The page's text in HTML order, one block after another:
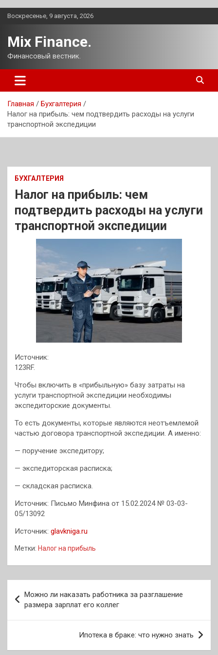
Перейти
Воскресенье, 9 августа, 2026
Mix Finance.
Финансовый вестник.
Главная
Бухгалтерия
Налог на прибыль: чем подтвердить расходы на услуги
транспортной экспедиции
БУХГАЛТЕРИЯ
Налог на прибыль: чем
подтвердить расходы на услуги
транспортной экспедиции
Источник:
123RF.
Чтобы включить в «прибыльную» базу затраты на
услуги транспортной экспедиции необходимы
экспедиторские документы.
То есть документы, которые являются неотъемлемой
частью договора транспортной экспедиции. А именно:
— поручение экспедитору;
— экспедиторская расписка;
— складская расписка.
Источник: Письмо Минфина от 15.02.2024 № 03-03-
05/13092
Источник: glavkniga.ru
Метки: Налог на прибыль
по
записям
Можно ли наказать работника за разглашение
размера зарплат его коллег
Ипотека в браке: что нужно знать